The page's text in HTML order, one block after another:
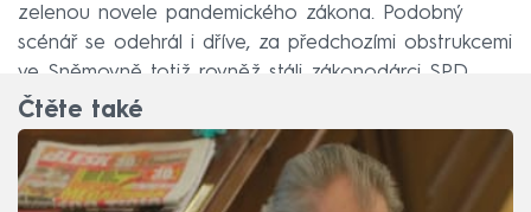
zelenou novele pandemického zákona. Podobný
scénář se odehrál i dříve, za předchozími obstrukcemi
ve Sněmovně totiž rovněž stáli zákonodárci SPD.
Čtěte také